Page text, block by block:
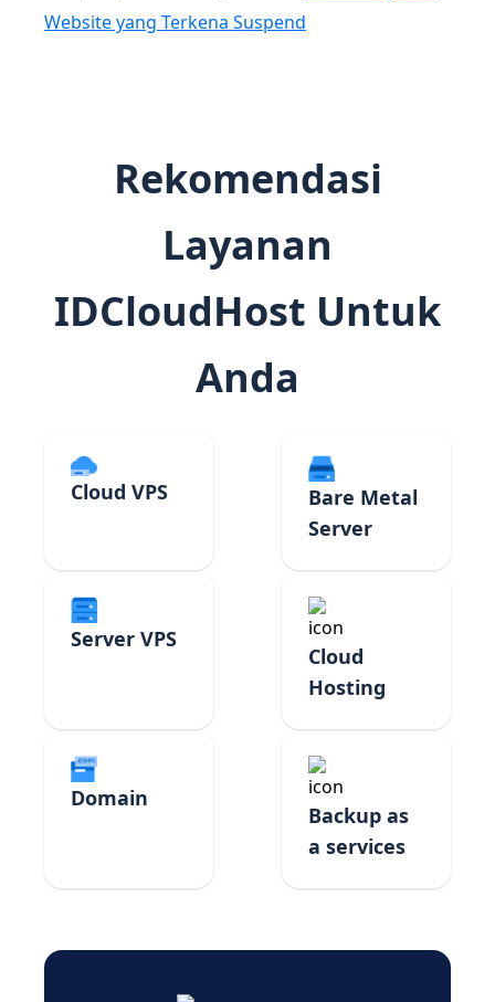
Website yang Terkena Suspend
Rekomendasi
Layanan
IDCloudHost Untuk
Anda
Cloud VPS
Bare Metal
Server
Server VPS
Cloud
Hosting
Domain
Backup as
a services